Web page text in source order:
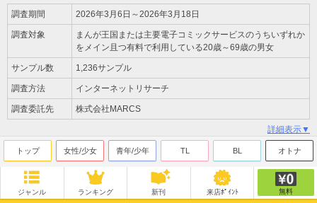
調査期間 2026年3月6日～2026年3月18日
調査対象
まんが王国または主要電子コミックサービスのうちいずれか
をメイン且つ有料で利用している20歳～69歳の男女
サンプル数 1,236サンプル
調査方法 インターネットリサーチ
調査委託先 株式会社MARCS
詳細表示▼
トップ 女性/少女 青年/少年 TL BL オトナ
ジャンル ランキング 新刊 来店ﾎﾟｲﾝﾄ 無料